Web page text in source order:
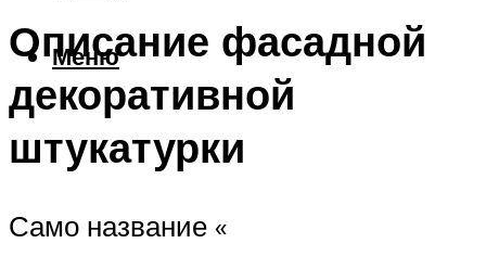
Меню
Описание фасадной
декоративной
штукатурки
Само название «